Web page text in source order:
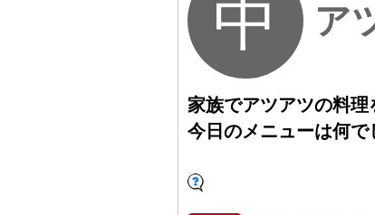
ア
家族でアツアツの料理
今日 のメニューは何で